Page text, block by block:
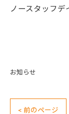
ノースタッフデ
お知らせ
< 前のページ